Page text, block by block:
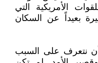
الأمريكية التي
بعيداً عن السكان
نتعرف على السبب